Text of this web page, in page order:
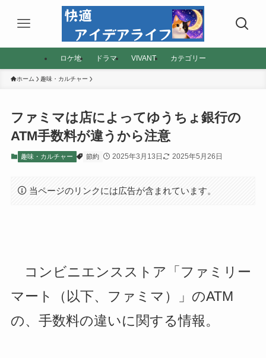
ロケ地 ドラマ VIVANT カテゴリー
ホーム 趣味・カルチャー
ファミマは店によってゆうちょ銀行の
ATM手数料が違うから注意
趣味・カルチャー 節約 2025年3月13日 2025年5月26日
当ページのリンクには広告が含まれています。
コンビニエンスストア「ファミリー
マート（以下、ファミマ）」のATM
の、手数料の違いに関する情報。